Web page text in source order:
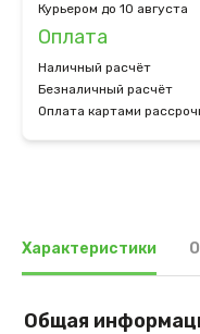
Курьером до 10 августа
Оплата
Наличный расчёт
Безналичный расчёт
Оплата картами
Характеристики
Общая